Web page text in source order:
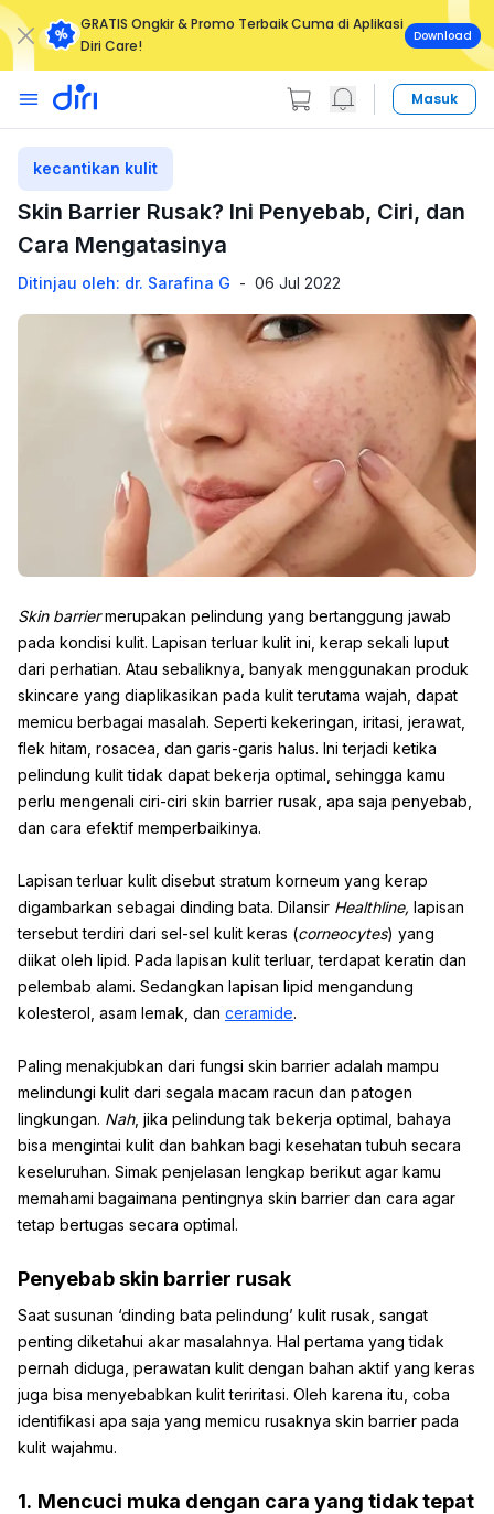
GRATIS Ongkir & Promo Terbaik Cuma di Aplikasi
Diri Care!
Download
Masuk
kecantikan kulit
Skin Barrier Rusak? Ini Penyebab, Ciri, dan
Cara Mengatasinya
Ditinjau oleh: dr. Sarafina G - 06 Jul 2022
Skin barriermerupakan pelindung yang bertanggung jawab
pada kondisi kulit. Lapisan terluar kulit ini, kerap sekali luput
dari perhatian. Atau sebaliknya, banyak menggunakan produk
skincare yang diaplikasikan pada kulit terutama wajah, dapat
memicu berbagai masalah. Seperti kekeringan, iritasi, jerawat,
flek hitam, rosacea, dan garis-garis halus. Ini terjadi ketika
pelindung kulit tidak dapat bekerja optimal, sehingga kamu
perlu mengenali ciri-ciri skin barrier rusak, apa saja penyebab,
dan cara efektif memperbaikinya.
Lapisan terluar kulit disebut stratum korneum yang kerap
digambarkan sebagai dinding bata. Dilansir Healthline, lapisan
tersebut terdiri dari sel-sel kulit keras (corneocytes) yang
diikat oleh lipid. Pada lapisan kulit terluar, terdapat keratin dan
pelembab alami. Sedangkan lapisan lipid mengandung
kolesterol, asam lemak, dan ceramide.
Paling menakjubkan dari fungsi skin barrier adalah mampu
melindungi kulit dari segala macam racun dan patogen
lingkungan. Nah, jika pelindung tak bekerja optimal, bahaya
bisa mengintai kulit dan bahkan bagi kesehatan tubuh secara
keseluruhan. Simak penjelasan lengkap berikut agar kamu
memahami bagaimana pentingnya skin barrier dan cara agar
tetap bertugas secara optimal.
Penyebab skin barrier rusak
Saat susunan ‘dinding bata pelindung’ kulit rusak, sangat
penting diketahui akar masalahnya. Hal pertama yang tidak
pernah diduga, perawatan kulit dengan bahan aktif yang keras
juga bisa menyebabkan kulit teriritasi. Oleh karena itu, coba
identifikasi apa saja yang memicu rusaknya skin barrier pada
kulit wajahmu.
1. Mencuci muka dengan cara yang tidak tepat